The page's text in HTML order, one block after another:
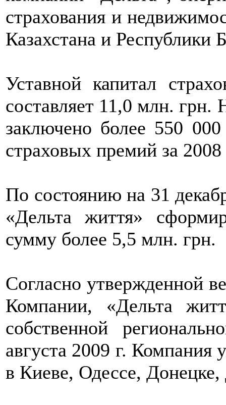
страхования и
Казахстана и Республики
Уставной капитал
составляет 11,0 млн.
заключено более 550
страховых премий за
По состоянию на 31
«Дельта життя»
сумму более 5,5 млн. грн.
Согласно утвержденной
Компании, «Дельта
собственной
августа 2009 г.
в Киеве, Одессе,